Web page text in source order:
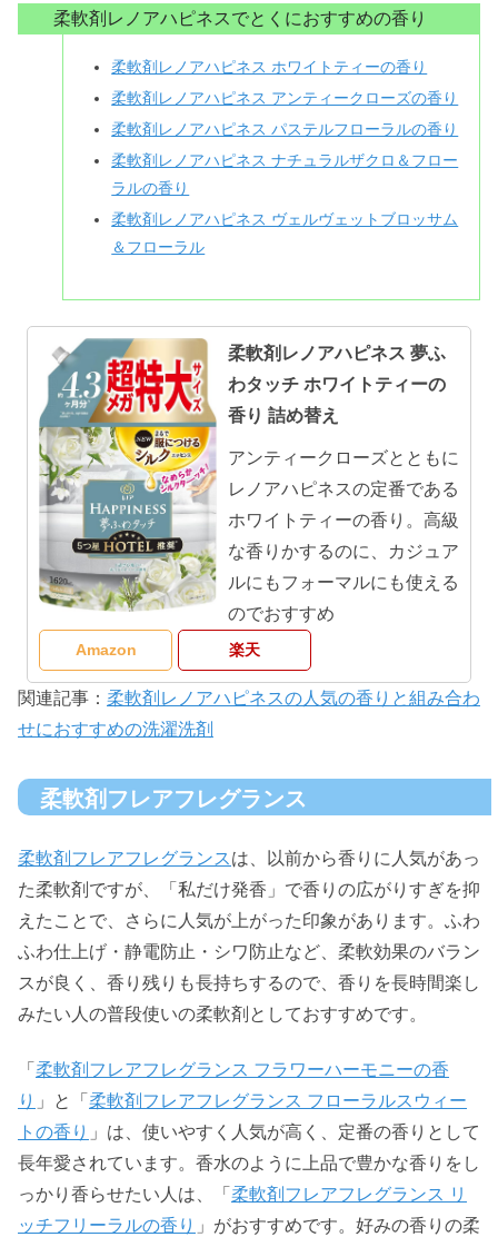
柔軟剤レノアハピネスでとくにおすすめの香り
柔軟剤レノアハピネス ホワイトティーの香り
柔軟剤レノアハピネス アンティークローズの香り
柔軟剤レノアハピネス パステルフローラルの香り
柔軟剤レノアハピネス ナチュラルザクロ＆フロー
ラルの香り
柔軟剤レノアハピネス ヴェルヴェットブロッサム
＆フローラル
柔軟剤レノアハピネス 夢ふ
わタッチ ホワイトティーの
香り 詰め替え
アンティークローズとともに
レノアハピネスの定番である
ホワイトティーの香り。高級
な香りかするのに、カジュア
ルにもフォーマルにも使える
のでおすすめ
Amazon 楽天
関連記事： 柔軟剤レノアハピネスの人気の香りと組み合わ
せにおすすめの洗濯洗剤
柔軟剤フレアフレグランス
柔軟剤フレアフレグランスは、以前から香りに人気があっ
た柔軟剤ですが、「私だけ発香」で香りの広がりすぎを抑
えたことで、さらに人気が上がった印象があります。ふわ
ふわ仕上げ・静電防止・シワ防止など、柔軟効果のバラン
スが良く、香り残りも長持ちするので、香りを長時間楽し
みたい人の普段使いの柔軟剤としておすすめです。
「 柔軟剤フレアフレグランス フラワーハーモニーの香
り 」と「 柔軟剤フレアフレグランス フローラルスウィー
トの香り 」は、使いやすく人気が高く、定番の香りとして
長年愛されています。香水のように上品で豊かな香りをし
っかり香らせたい人は、「 柔軟剤フレアフレグランス リ
ッチフリーラルの香り 」がおすすめです。好みの香りの柔